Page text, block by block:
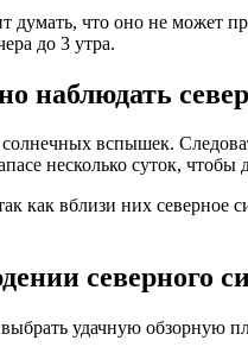
думать, что оно не может
до 3 утра.
наблюдать
вспышек.
несколько суток,
как вблизи них
северного
удачную обзорную